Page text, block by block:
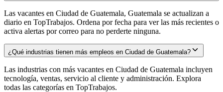
Las vacantes en Ciudad de Guatemala, Guatemala se actualizan a
diario en TopTrabajos. Ordena por fecha para ver las más recientes o
activa alertas por correo para no perderte ninguna.
¿Qué industrias tienen más empleos en Ciudad de Guatemala?
Las industrias con más vacantes en Ciudad de Guatemala incluyen
tecnología, ventas, servicio al cliente y administración. Explora
todas las categorías en TopTrabajos.